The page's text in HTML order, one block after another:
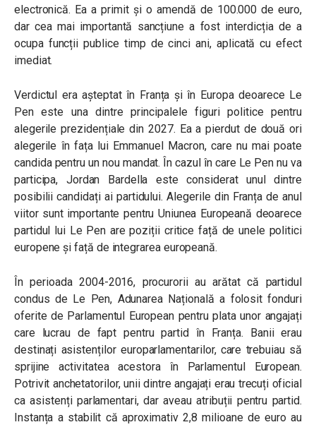
electronică. Ea a primit și o amendă de 100.000 de euro,
dar cea mai importantă sancțiune a fost interdicția de a
ocupa funcții publice timp de cinci ani, aplicată cu efect
imediat.
Verdictul era așteptat în Franța și în Europa deoarece Le
Pen este una dintre principalele figuri politice pentru
alegerile prezidențiale din 2027. Ea a pierdut de două ori
alegerile în fața lui Emmanuel Macron, care nu mai poate
candida pentru un nou mandat. În cazul în care Le Pen nu va
participa, Jordan Bardella este considerat unul dintre
posibilii candidați ai partidului. Alegerile din Franța de anul
viitor sunt importante pentru Uniunea Europeană deoarece
partidul lui Le Pen are poziții critice față de unele politici
europene și față de integrarea europeană.
În perioada 2004-2016, procurorii au arătat că partidul
condus de Le Pen, Adunarea Națională a folosit fonduri
oferite de Parlamentul European pentru plata unor angajați
care lucrau de fapt pentru partid în Franța. Banii erau
destinați asistenților europarlamentarilor, care trebuiau să
sprijine activitatea acestora în Parlamentul European.
Potrivit anchetatorilor, unii dintre angajați erau trecuți oficial
ca asistenți parlamentari, dar aveau atribuții pentru partid.
Instanța a stabilit că aproximativ 2,8 milioane de euro au